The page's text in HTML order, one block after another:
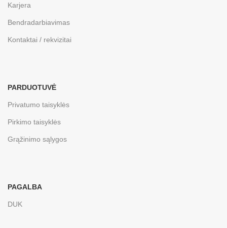
Karjera
Bendradarbiavimas
Kontaktai / rekvizitai
PARDUOTUVĖ
Privatumo taisyklės
Pirkimo taisyklės
Grąžinimo sąlygos
PAGALBA
DUK